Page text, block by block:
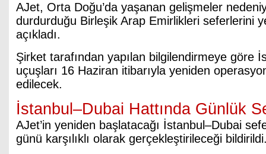
AJet, Orta Doğu’da yaşanan gelişmeler
durdurduğu Birleşik Arap Emirlikleri seferlerini
açıkladı.
Şirket tarafından yapılan bilgilendirmeye göre
uçuşları 16 Haziran itibarıyla yeniden
edilecek.
İstanbul–Dubai Hattında Günlük
AJet’in yeniden başlatacağı İstanbul–Dubai
günü karşılıklı olarak gerçekleştirileceği